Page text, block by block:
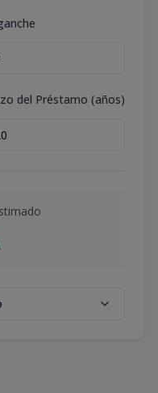
del Préstamo (años)